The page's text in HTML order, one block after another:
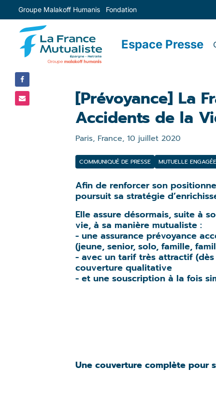
Groupe Malakoff Humanis Fondation
Espace Presse
[Prévoyance] La
Accidents de la
Paris, France, 10 juillet 2020
COMMUNIQUÉ DE PRESSE MUTUELLE ENGAGÉE
Afin de renforcer son
poursuit sa stratégie
Elle assure désormais, suite à
vie, à sa manière mutualiste :
- une assurance prévoyance
(jeune, senior, solo, famille,
- avec un tarif très attractif
couverture qualitative
- et une souscription à la fois
Une couverture complète pour